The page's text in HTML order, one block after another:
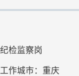
纪检监察岗
工作城市：重庆